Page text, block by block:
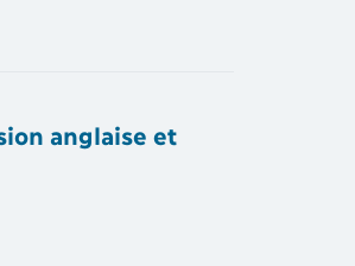
anglaise et